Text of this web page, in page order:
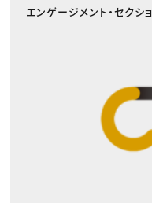
エンゲージメント・セクシ